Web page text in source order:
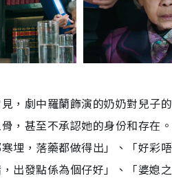
，劇中羅蘭飾演的奶奶對兒子
，甚至不承認她的身份和存在
埋，落藥都做得出」、「好彩
出發點係為個仔好」、「婆媳